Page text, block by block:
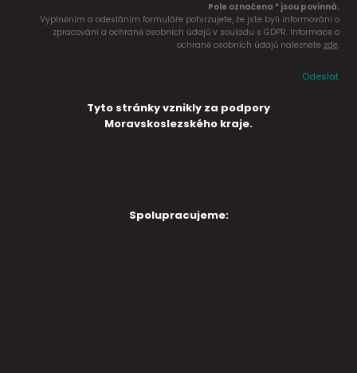
Pole označena * jsou povinná.
Vyplněním a odesláním formuláře potvrzujete, že jste byli informováni o
zpracování a ochraně osobních údajů v souladu s GDPR. Informace o
ochraně osobních údajů naleznete zde.
Odeslat
Tyto stránky vznikly za podpory
Moravskoslezského kraje.
Spolupracujeme: